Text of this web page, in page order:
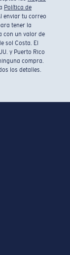
Política de
enviar tu correo
tener la
con un valor de
sol Costa. El
y Puerto Rico
compra.
los detalles.